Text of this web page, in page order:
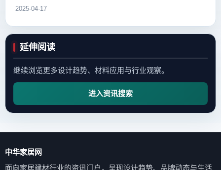
2025-04-17
延伸阅读
继续浏览更多设计趋势、材料应用与行业观察。
进入资讯搜索
中华家居网
面向家居建材行业的资讯门户，呈现设计趋势、品牌动态与生活